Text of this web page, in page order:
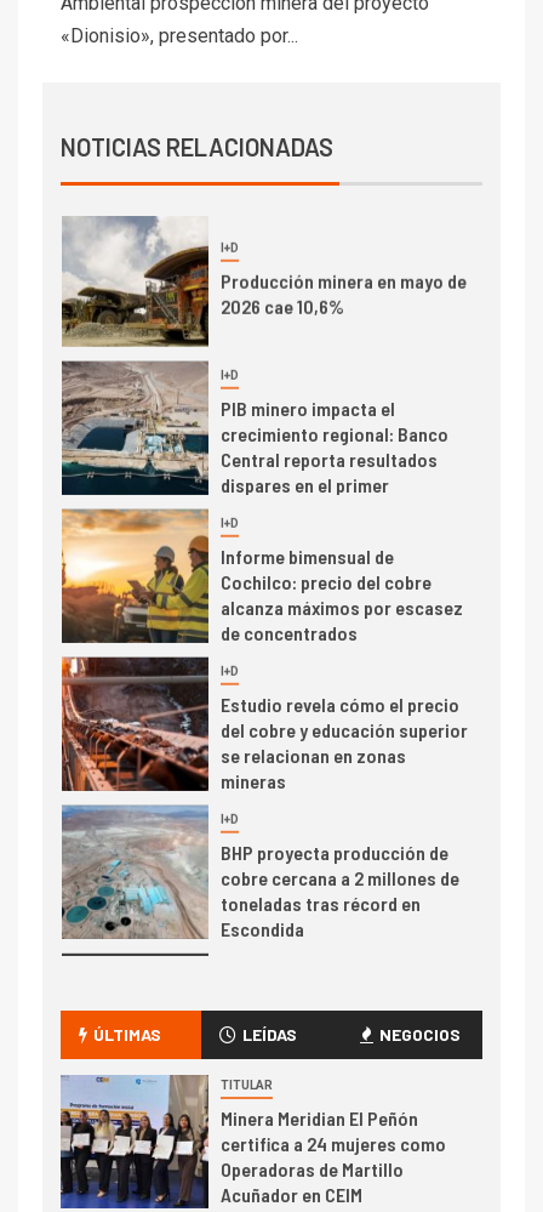
«Dionisio», presentado por...
NOTICIAS RELACIONADAS
transportar cátodos al Puerto
de San Antonio
Producción minera en mayo de
2026 cae 10,6%
PIB minero impacta el
crecimiento regional: Banco
Central reporta resultados
trimestre
4 I+D
Informe bimensual de
Cochilco: precio del cobre
alcanza máximos por escasez
de concentrados
5 I+D
Estudio revela cómo el precio
del cobre y educación superior
se relacionan en zonas
mineras
6 I+D
BHP proyecta producción de
cobre cercana a 2 millones de
toneladas tras récord en
Escondida
7 I+D
Codelco reporta Ebitda de US$
6.670 millones y mejora sus
indicadores financieros
camión 100% eléctrico para
transportar cátodos al Puerto
de San Antonio
2
I+D
Producción minera en mayo de
2026 cae 10,6%
ÚLTIMAS LEÍDAS NEGOCIOS
TITULAR
Minera Meridian El Peñón
certifica a 24 mujeres como
Operadoras de Martillo
Acuñador en CEIM